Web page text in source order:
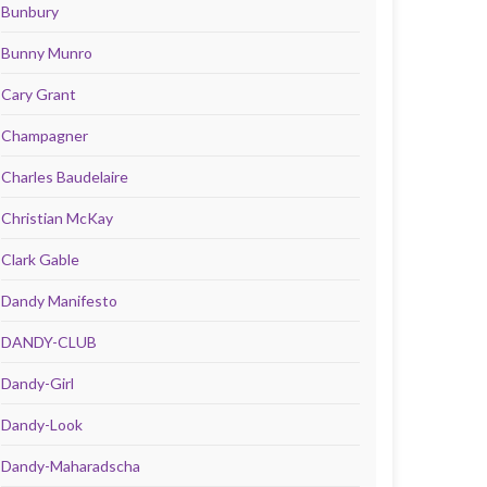
Bunbury
Bunny Munro
Cary Grant
Champagner
Charles Baudelaire
Christian McKay
Clark Gable
Dandy Manifesto
DANDY-CLUB
Dandy-Girl
Dandy-Look
Dandy-Maharadscha